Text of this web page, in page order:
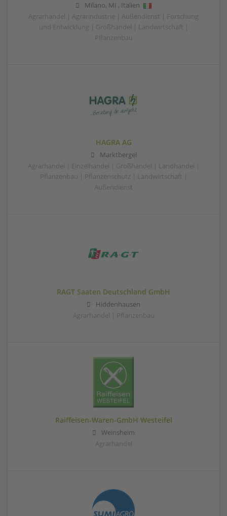
Milano, MI , Italien
Agrarhandel | Agrarindustrie | Außendienst | Forschung
und Entwicklung | Großhandel | Landwirtschaft |
Pflanzenbau
HAGRA AG
Marktbergel
Agrarhandel | Einzelhandel | Großhandel | Landhandel |
Pflanzenbau | Pflanzenschutz | Landwirtschaft |
Außendienst
RAGT Saaten Deutschland GmbH
Hiddenhausen
Agrarhandel | Pflanzenbau
Raiffeisen-Waren-GmbH Westeifel
Weinsheim
Agrarhandel